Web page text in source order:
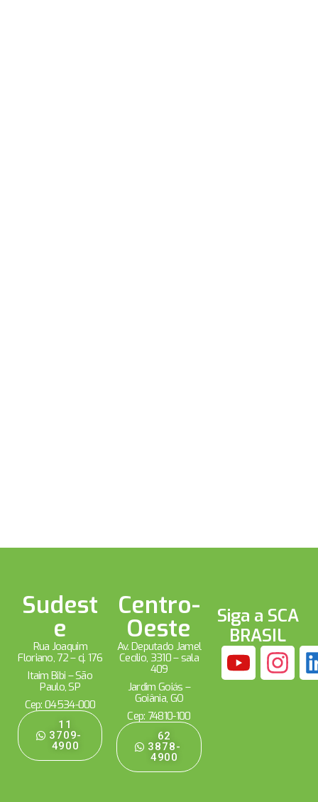
Sudest
e
Rua Joaquim
Floriano, 72 – cj. 176
Itaim Bibi – São
Paulo, SP
Cep: 04534-000
11
3709-
4900
Centro-
Oeste
Av. Deputado Jamel
Cecílio, 3310 – sala
409
Jardim Goiás –
Goiânia, GO
Cep: 74810-100
62
3878-
4900
Siga a SCA
BRASIL